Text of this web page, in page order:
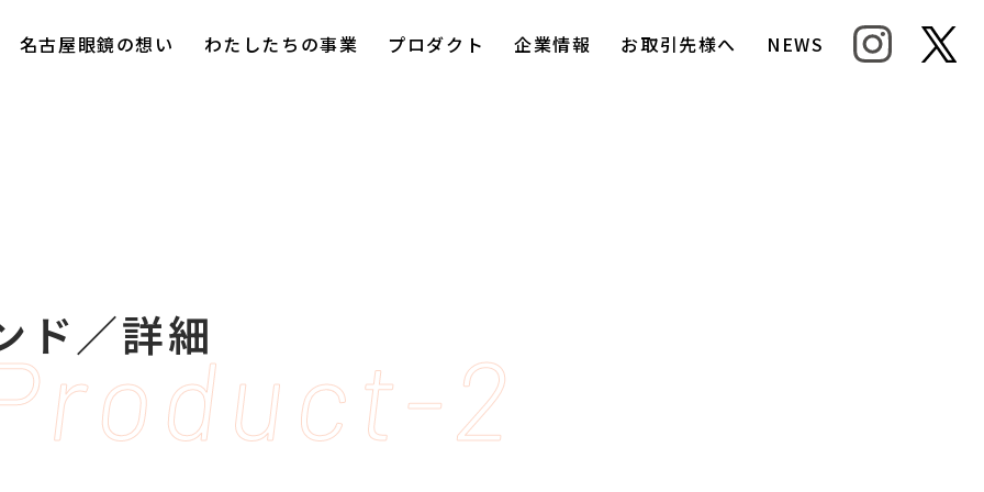
名古屋眼鏡の想い わたしたちの事業 プロダクト 企業情報 お取引先様へ NEWS
2
ド／詳細